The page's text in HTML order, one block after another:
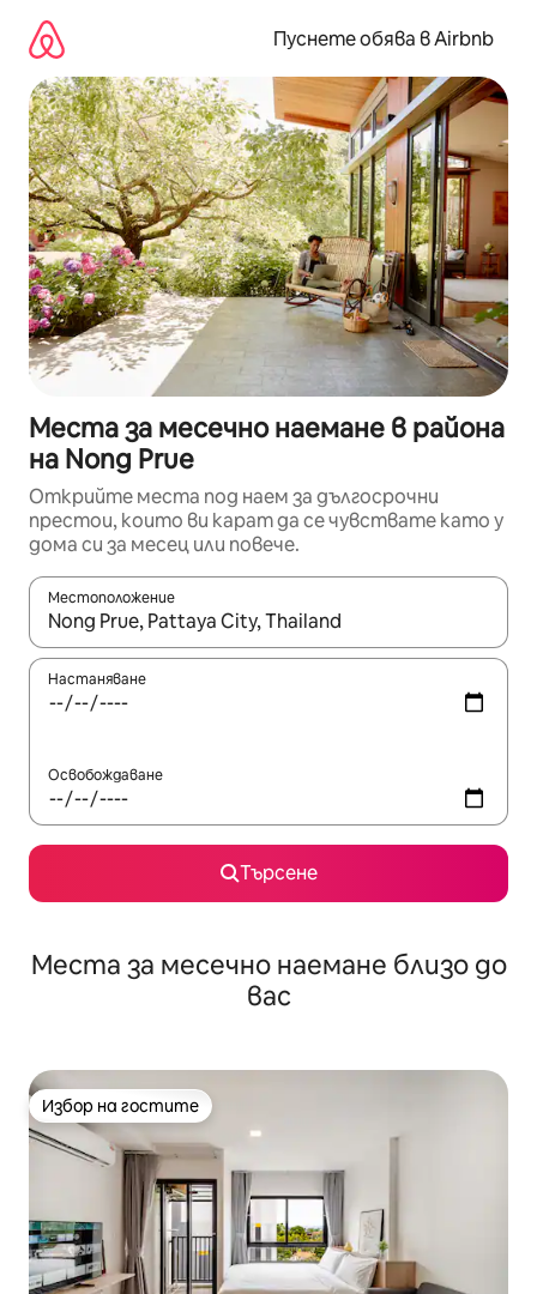
съдържанието
Пуснете обява в Airbnb
Места за месечно наемане в района
на Nong Prue
Открийте места под наем за дългосрочни
престои, които ви карат да се чувствате като у
дома си за месец или повече.
Местоположение
Когато резултатите се покажат, използвайте
Настаняване
Освобождаване
Търсене
Места за месечно наемане близо до
вас
Избор на гостите
Избор на гостите